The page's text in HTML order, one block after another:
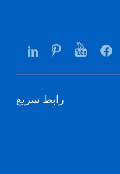
رابط سريع